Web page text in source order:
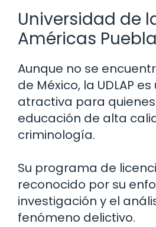
Universidad de
Américas
Aunque no se
de México, la UDLAP
atractiva para
educación de alta
criminología.
Su programa de
reconocido por su
investigación y el
fenómeno delictivo.